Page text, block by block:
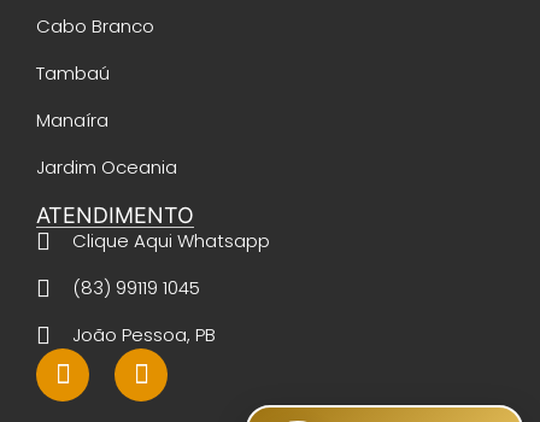
Cabo Branco
Tambaú
Manaíra
Jardim Oceania
ATENDIMENTO
Clique Aqui Whatsapp
(83) 99119 1045
João Pessoa, PB